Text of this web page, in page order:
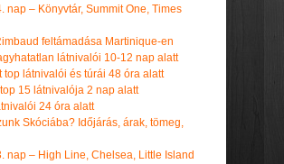
nap – Könyvtár, Summit One, Times
feltámadása Martinique-en
látnivalói 10-12 nap alatt
top látnivalói és túrái 48 óra alatt
15 látnivalója 2 nap alatt
24 óra alatt
Skóciába? Időjárás, árak, tömeg,
nap – High Line, Chelsea, Little Island